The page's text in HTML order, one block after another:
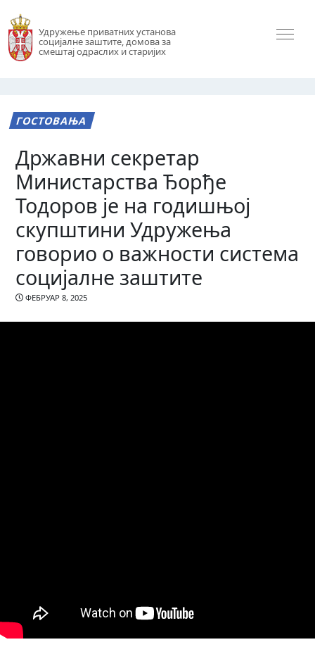
Удружење приватних установа
социјалне заштите, домова за
смештај одраслих и старијих
ГОСТОВАЊА
Државни секретар
Министарства Ђорђе
Тодоров је на годишњој
скупштини Удружења
говорио о важности система
социјалне заштите
ФЕБРУАР 8, 2025